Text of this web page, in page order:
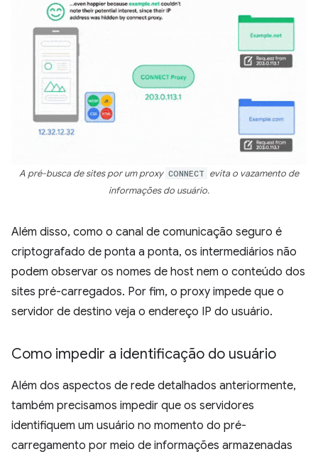
A pré-busca de sites por um proxy CONNECT evita o vazamento de
informações do usuário.
Além disso, como o canal de comunicação seguro é
criptografado de ponta a ponta, os intermediários não
podem observar os nomes de host nem o conteúdo dos
sites pré-carregados. Por fim, o proxy impede que o
servidor de destino veja o endereço IP do usuário.
Como impedir a identificação do usuário
Além dos aspectos de rede detalhados anteriormente,
também precisamos impedir que os servidores
identifiquem um usuário no momento do pré-
carregamento por meio de informações armazenadas